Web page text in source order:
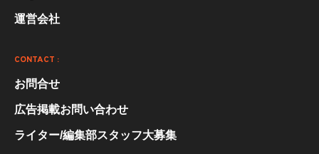
運営会社
CONTACT :
お問合せ
広告掲載お問い合わせ
ライター/編集部スタッフ大募集